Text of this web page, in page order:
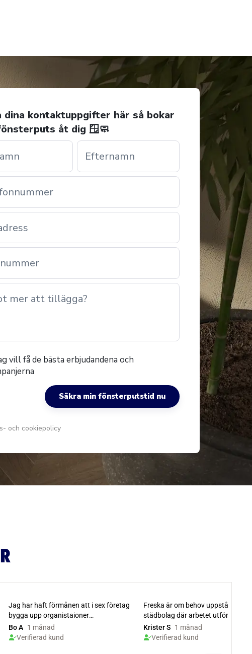
dina kontaktuppgifter här så bokar
åt dig 🪟🧼
Efternamn
mer att tillägga?
vill få de bästa erbjudandena och
Säkra min fönsterputstid nu
och cookiepolicy